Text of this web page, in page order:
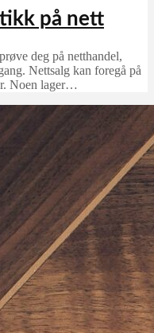
på nett
deg på netthandel,
Nettsalg kan foregå på
Noen lager…